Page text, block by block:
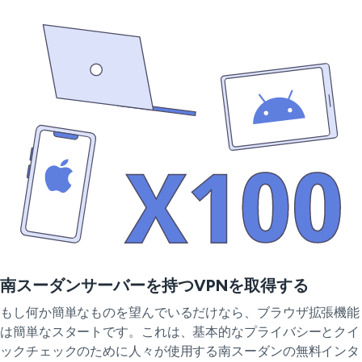
南スーダンサーバーを持つVPNを取得する
もし何か簡単なものを望んでいるだけなら、ブラウザ拡張機能
は簡単なスタートです。これは、基本的なプライバシーとクイ
ックチェックのために人々が使用する南スーダンの無料インタ